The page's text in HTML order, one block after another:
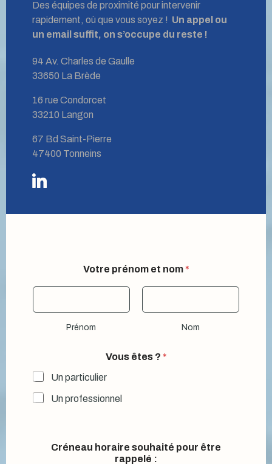
Des équipes de proximité pour intervenir
rapidement, où que vous soyez ! Un appel ou
un email suffit, on s’occupe du reste !
94 Av. Charles de Gaulle
33650 La Brède
16 rue Condorcet
33210 Langon
67 Bd Saint-Pierre
47400 Tonneins
Votre prénom et nom *
Prénom Nom
Vous êtes ? *
Un particulier
Un professionnel
Créneau horaire souhaité pour être
rappelé :